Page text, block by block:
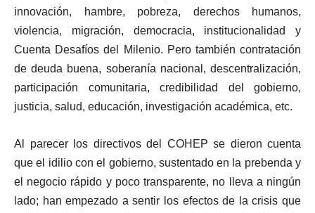
innovación, hambre, pobreza, derechos humanos,
violencia, migración, democracia, institucionalidad y
Cuenta Desafíos del Milenio. Pero también contratación
de deuda buena, soberanía nacional, descentralización,
participación comunitaria, credibilidad del gobierno,
justicia, salud, educación, investigación académica, etc.
Al parecer los directivos del COHEP se dieron cuenta
que el idilio con el gobierno, sustentado en la prebenda y
el negocio rápido y poco transparente, no lleva a ningún
lado; han empezado a sentir los efectos de la crisis que